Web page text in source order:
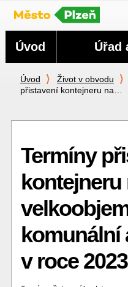
Úvod Život v obvodu
přistavení kontejneru na…
Termíny
kontejneru
komunální
v roce 2023
Navigace
Úvod Úřad